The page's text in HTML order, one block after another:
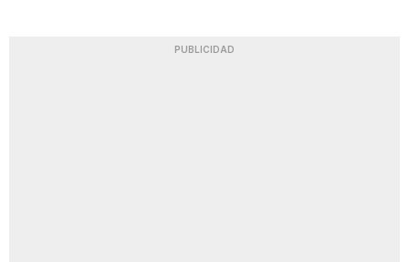
PUBLICIDAD